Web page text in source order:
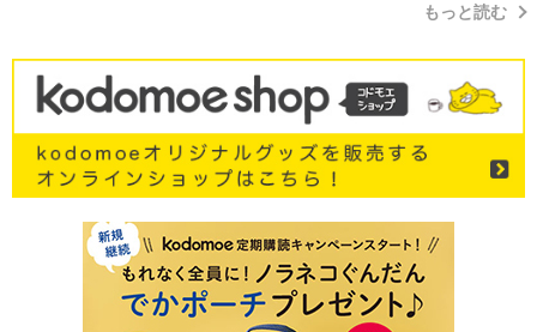
もっと読む